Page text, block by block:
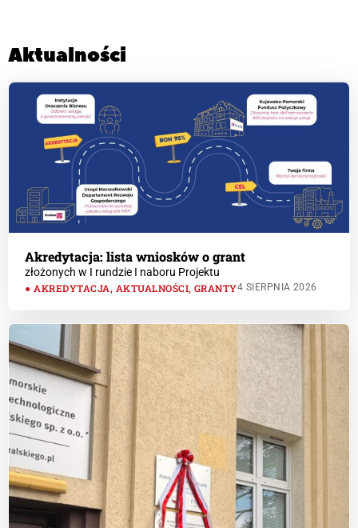
Aktualności
Akredytacja: lista wniosków o grant
złożonych w I rundzie I naboru Projektu
AKREDYTACJA, AKTUALNOŚCI, GRANTY4 SIERPNIA 2026